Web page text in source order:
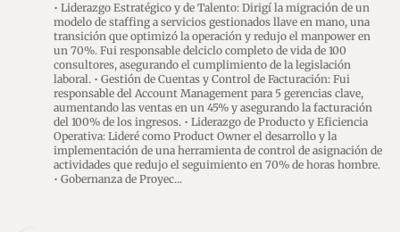
• Liderazgo Estratégico y de Talento: Dirigí la migración de un
modelo de staffing a servicios gestionados llave en mano, una
transición que optimizó la operación y redujo el manpower en
un 70%. Fui responsable delciclo completo de vida de 100
consultores, asegurando el cumplimiento de la legislación
laboral. • Gestión de Cuentas y Control de Facturación: Fui
responsable del Account Management para 5 gerencias clave,
aumentando las ventas en un 45% y asegurando la facturación
del 100% de los ingresos. • Liderazgo de Producto y Eficiencia
Operativa: Lideré como Product Owner el desarrollo y la
implementación de una herramienta de control de asignación de
actividades que redujo el seguimiento en 70% de horas hombre.
• Gobernanza de Proyec